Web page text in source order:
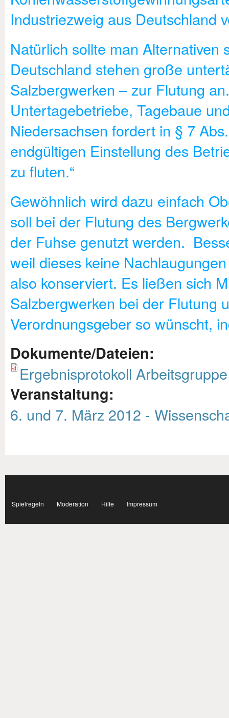
Industriezweig aus Deutschland
Natürlich sollte man
Deutschland stehen große
Salzbergwerken – zur Flutung
Untertagebetriebe, Tagebaue
Niedersachsen fordert in § 7
endgültigen Einstellung des
zu fluten.“
Gewöhnlich wird dazu einfach
soll bei der Flutung des
der Fuhse genutzt werden.
weil dieses keine
also konserviert. Es ließen sich
Salzbergwerken bei der Flutung
Verordnungsgeber so wünscht,
Dokumente/Dateien:
Ergebnisprotokoll
Veranstaltung:
6. und 7. März 2012 -
Spielregeln Moderation Hilfe Impressum